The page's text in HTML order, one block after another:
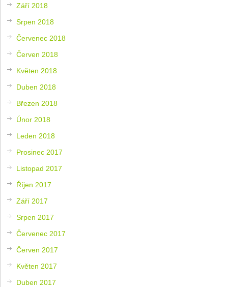
Září 2018
Srpen 2018
Červenec 2018
Červen 2018
Květen 2018
Duben 2018
Březen 2018
Únor 2018
Leden 2018
Prosinec 2017
Listopad 2017
Říjen 2017
Září 2017
Srpen 2017
Červenec 2017
Červen 2017
Květen 2017
Duben 2017